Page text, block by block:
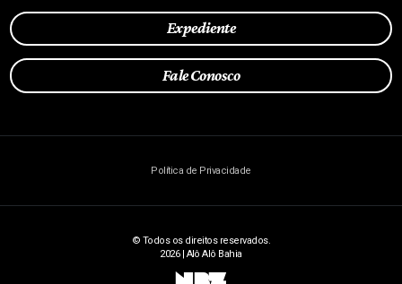
Expediente
Fale Conosco
Política de Privacidade
© Todos os direitos reservados.
2026 | Alô Alô Bahia